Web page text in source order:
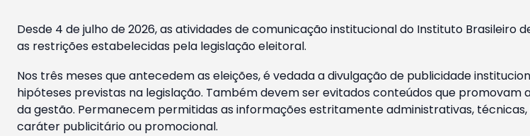
Desde 4 de julho de 2026, as atividades de comunicação institucional do Instituto Brasileiro
as restrições estabelecidas pela legislação eleitoral.
Nos três meses que antecedem as eleições, é vedada a divulgação de publicidade
hipóteses previstas na legislação. Também devem ser evitados conteúdos que
da gestão. Permanecem permitidas as informações estritamente administrativas,
caráter publicitário ou promocional.